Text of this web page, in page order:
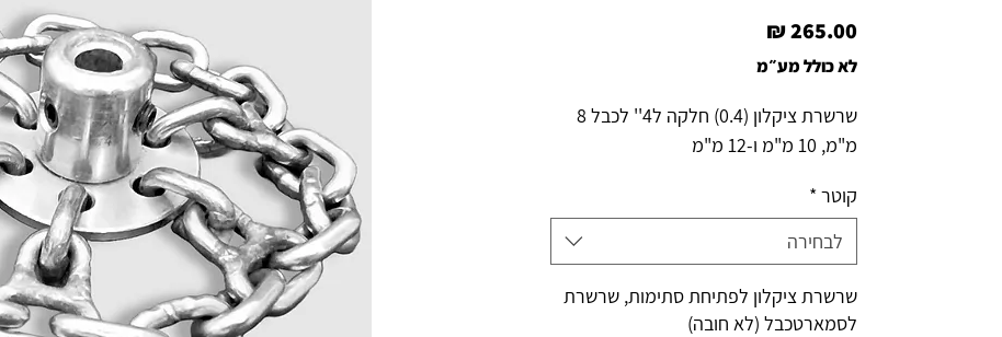
לא כולל מע״מ
שרשרת ציקלון (0.4) חלקה ל4'' לכבל 8
מ"מ, 10 מ"מ ו-12 מ"מ
קוטר *
לבחירה
שרשרת ציקלון לפתיחת סתימות, שרשרת
לסמארטכבל (לא חובה)